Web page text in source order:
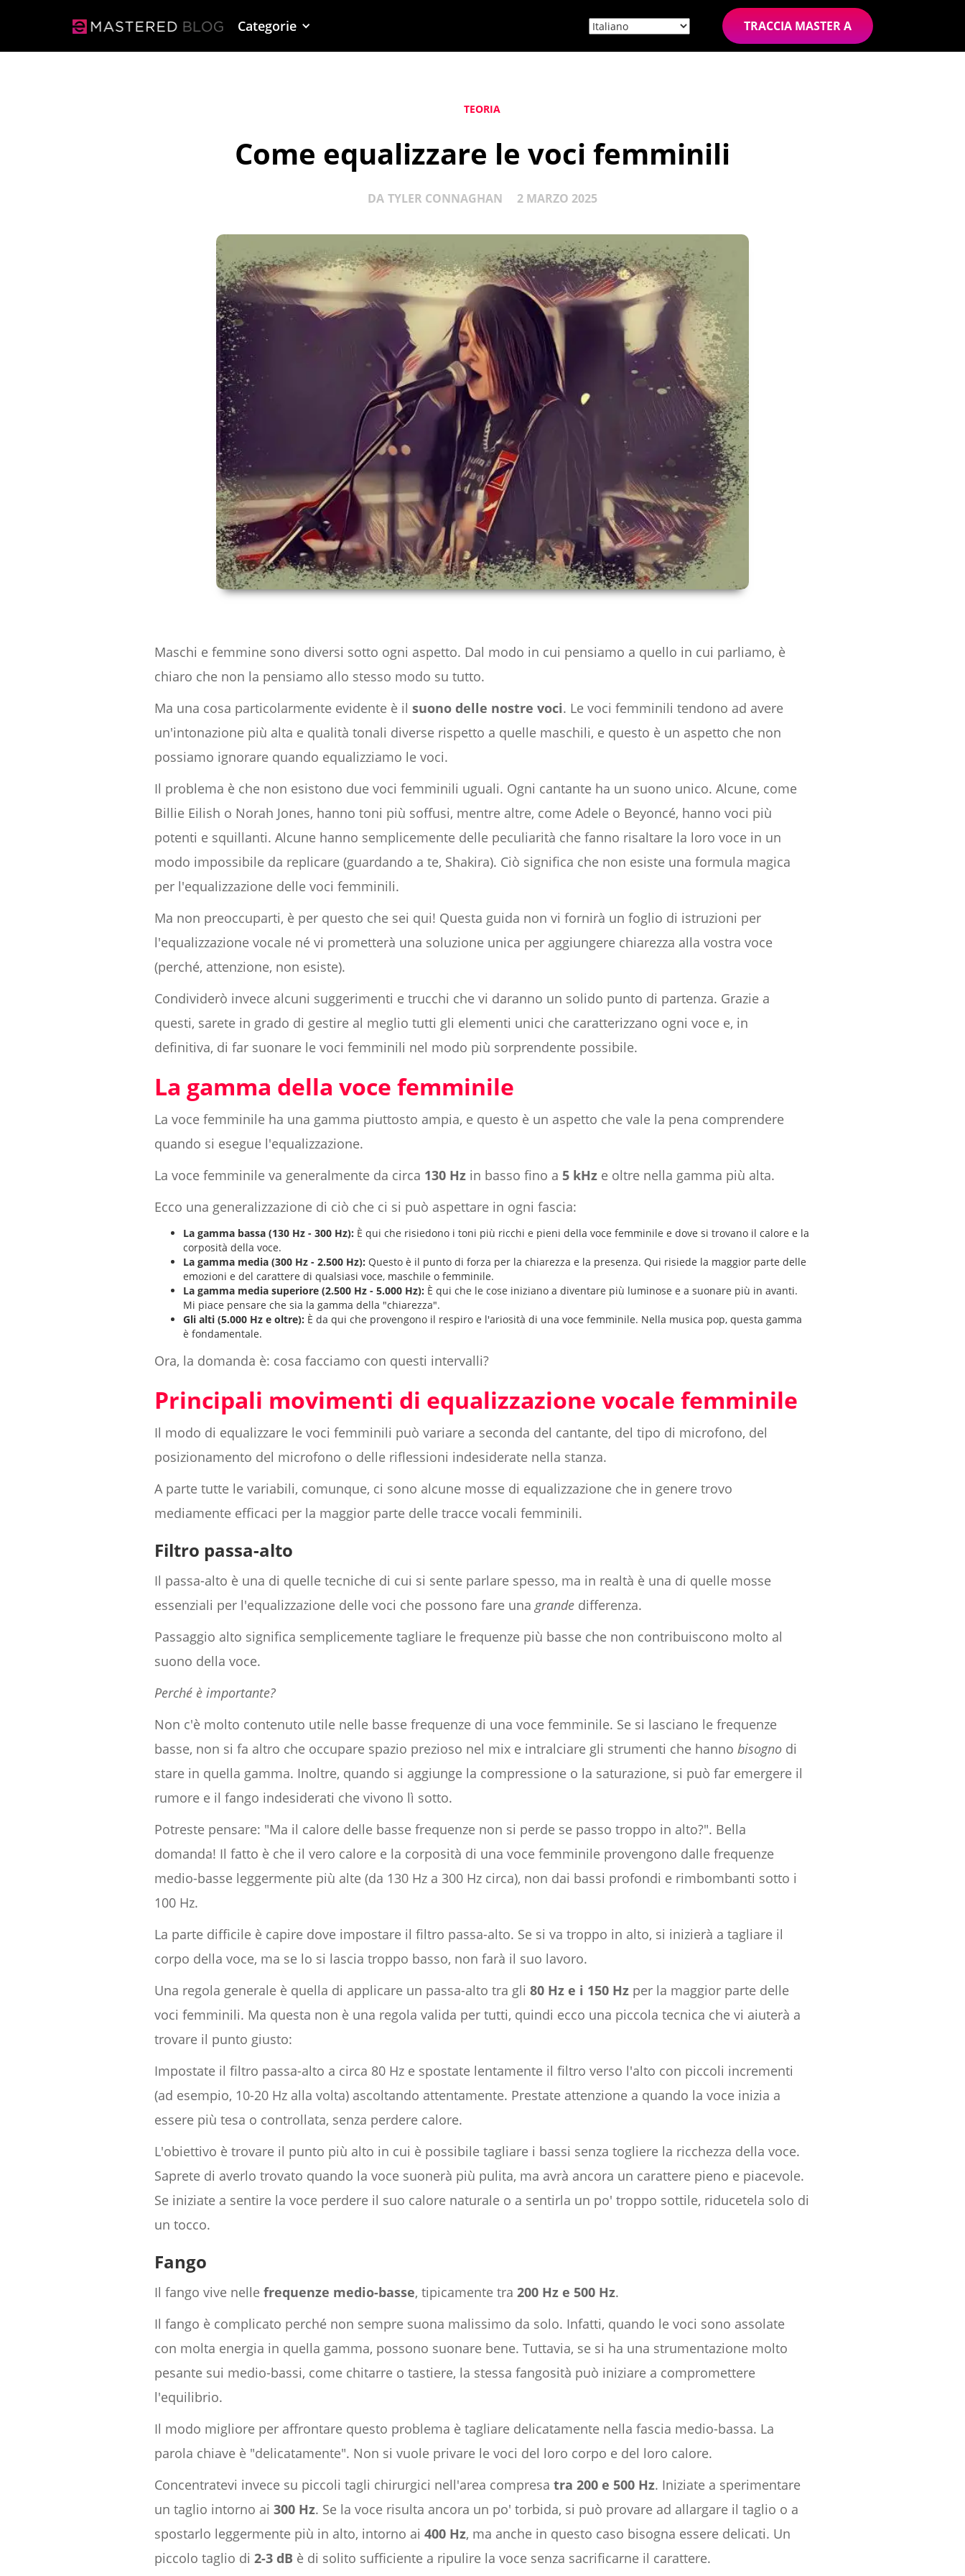
Categorie TRACCIA MASTER A
TEORIA
Come equalizzare le voci femminili
DA TYLER CONNAGHAN 2 MARZO 2025
Maschi e femmine sono diversi sotto ogni aspetto. Dal modo in cui pensiamo a quello in cui parliamo, è
chiaro che non la pensiamo allo stesso modo su tutto.
Ma una cosa particolarmente evidente è ilsuono delle nostre voci. Le voci femminili tendono ad avere
un'intonazione più alta e qualità tonali diverse rispetto a quelle maschili, e questo è un aspetto che non
possiamo ignorare quando equalizziamo le voci.
Il problema è che non esistono due voci femminili uguali. Ogni cantante ha un suono unico. Alcune, come
Billie Eilish o Norah Jones, hanno toni più soffusi, mentre altre, come Adele o Beyoncé, hanno voci più
potenti e squillanti. Alcune hanno semplicemente delle peculiarità che fanno risaltare la loro voce in un
modo impossibile da replicare (guardando a te, Shakira). Ciò significa che non esiste una formula magica
per l'equalizzazione delle voci femminili.
Ma non preoccuparti, è per questo che sei qui! Questa guida non vi fornirà un foglio di istruzioni per
l'equalizzazione vocale né vi prometterà una soluzione unica per aggiungere chiarezza alla vostra voce
(perché, attenzione, non esiste).
Condividerò invece alcuni suggerimenti e trucchi che vi daranno un solido punto di partenza. Grazie a
questi, sarete in grado di gestire al meglio tutti gli elementi unici che caratterizzano ogni voce e, in
definitiva, di far suonare le voci femminili nel modo più sorprendente possibile.
La gamma della voce femminile
La voce femminile ha una gamma piuttosto ampia, e questo è un aspetto che vale la pena comprendere
quando si esegue l'equalizzazione.
La voce femminile va generalmente da circa 130 Hz in basso fino a 5 kHz e oltre nella gamma più alta.
Ecco una generalizzazione di ciò che ci si può aspettare in ogni fascia:
La gamma bassa (130 Hz - 300 Hz): È qui che risiedono i toni più ricchi e pieni della voce femminile e dove si trovano il calore e la
corposità della voce.
La gamma media (300 Hz - 2.500 Hz): Questo è il punto di forza per la chiarezza e la presenza. Qui risiede la maggior parte delle
emozioni e del carattere di qualsiasi voce, maschile o femminile.
La gamma media superiore (2.500 Hz - 5.000 Hz): È qui che le cose iniziano a diventare più luminose e a suonare più in avanti.
Mi piace pensare che sia la gamma della "chiarezza".
Gli alti (5.000 Hz e oltre): È da qui che provengono il respiro e l'ariosità di una voce femminile. Nella musica pop, questa gamma
è fondamentale.
Ora, la domanda è: cosa facciamo con questi intervalli?
Principali movimenti di equalizzazione vocale femminile
Il modo di equalizzare le voci femminili può variare a seconda del cantante, del tipo di microfono, del
posizionamento del microfono o delle riflessioni indesiderate nella stanza.
A parte tutte le variabili, comunque, ci sono alcune mosse di equalizzazione che in genere trovo
mediamente efficaci per la maggior parte delle tracce vocali femminili.
Filtro passa-alto
Il passa-alto è una di quelle tecniche di cui si sente parlare spesso, ma in realtà è una di quelle mosse
essenziali per l'equalizzazione delle voci che possono fare unagrande differenza.
Passaggio alto significa semplicemente tagliare le frequenze più basse che non contribuiscono molto al
suono della voce.
Perché è importante?
Non c'è molto contenuto utile nelle basse frequenze di una voce femminile. Se si lasciano le frequenze
basse, non si fa altro che occupare spazio prezioso nel mix e intralciare gli strumenti che hannobisogno di
stare in quella gamma. Inoltre, quando si aggiunge la compressione o la saturazione, si può far emergere il
rumore e il fango indesiderati che vivono lì sotto.
Potreste pensare: "Ma il calore delle basse frequenze non si perde se passo troppo in alto?". Bella
domanda! Il fatto è che il vero calore e la corposità di una voce femminile provengono dalle frequenze
medio-basse leggermente più alte (da 130 Hz a 300 Hz circa), non dai bassi profondi e rimbombanti sotto i
100 Hz.
La parte difficile è capire dove impostare il filtro passa-alto. Se si va troppo in alto, si inizierà a tagliare il
corpo della voce, ma se lo si lascia troppo basso, non farà il suo lavoro.
Una regola generale è quella di applicare un passa-alto tra gli80 Hz e i 150 Hz per la maggior parte delle
voci femminili. Ma questa non è una regola valida per tutti, quindi ecco una piccola tecnica che vi aiuterà a
trovare il punto giusto:
Impostate il filtro passa-alto a circa 80 Hz e spostate lentamente il filtro verso l'alto con piccoli incrementi
(ad esempio, 10-20 Hz alla volta) ascoltando attentamente. Prestate attenzione a quando la voce inizia a
essere più tesa o controllata, senza perdere calore.
L'obiettivo è trovare il punto più alto in cui è possibile tagliare i bassi senza togliere la ricchezza della voce.
Saprete di averlo trovato quando la voce suonerà più pulita, ma avrà ancora un carattere pieno e piacevole.
Se iniziate a sentire la voce perdere il suo calore naturale o a sentirla un po' troppo sottile, riducetela solo di
un tocco.
Fango
Il fango vive nellefrequenze medio-basse, tipicamente tra200 Hz e 500 Hz.
Il fango è complicato perché non sempre suona malissimo da solo. Infatti, quando le voci sono assolate
con molta energia in quella gamma, possono suonare bene. Tuttavia, se si ha una strumentazione molto
pesante sui medio-bassi, come chitarre o tastiere, la stessa fangosità può iniziare a compromettere
l'equilibrio.
Il modo migliore per affrontare questo problema è tagliare delicatamente nella fascia medio-bassa. La
parola chiave è "delicatamente". Non si vuole privare le voci del loro corpo e del loro calore.
Concentratevi invece su piccoli tagli chirurgici nell'area compresatra 200 e 500 Hz. Iniziate a sperimentare
un taglio intorno ai300 Hz. Se la voce risulta ancora un po' torbida, si può provare ad allargare il taglio o a
spostarlo leggermente più in alto, intorno ai400 Hz, ma anche in questo caso bisogna essere delicati. Un
piccolo taglio di2-3 dB è di solito sufficiente a ripulire la voce senza sacrificarne il carattere.